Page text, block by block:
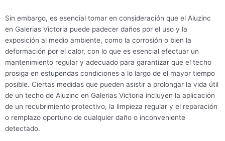
Sin embargo, es esencial tomar en consideración que el Aluzinc
en Galerias Victoria puede padecer daños por el uso y la
exposición al medio ambiente, como la corrosión o bien la
deformación por el calor, con lo que es esencial efectuar un
mantenimiento regular y adecuado para garantizar que el techo
prosiga en estupendas condiciones a lo largo de el mayor tiempo
posible. Ciertas medidas que pueden asistir a prolongar la vida útil
de un techo de Aluzinc en Galerias Victoria incluyen la aplicación
de un recubrimiento protectivo, la limpieza regular y el reparación
o remplazo oportuno de cualquier daño o inconveniente
detectado.